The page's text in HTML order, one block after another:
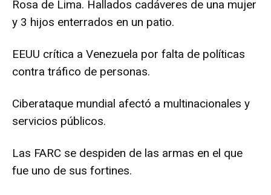
Rosa de Lima. Hallados cadáveres de una mujer
y 3 hijos enterrados en un patio.
EEUU crítica a Venezuela por falta de políticas
contra tráfico de personas.
Ciberataque mundial afectó a multinacionales y
servicios públicos.
Las FARC se despiden de las armas en el que
fue uno de sus fortines.